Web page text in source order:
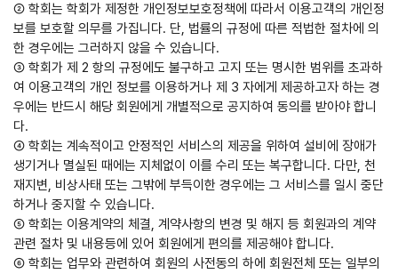
② 학회는 학회가 제정한 개인정보보호정책에 따라서 이용고객의 개인정
보를 보호할 의무를 가집니다. 단, 법률의 규정에 따른 적법한 절차에 의
한 경우에는 그러하지 않을 수 있습니다.
③ 학회가 제 2 항의 규정에도 불구하고 고지 또는 명시한 범위를 초과하
여 이용고객의 개인 정보를 이용하거나 제 3 자에게 제공하고자 하는 경
우에는 반드시 해당 회원에게 개별적으로 공지하여 동의를 받아야 합니
다.
④ 학회는 계속적이고 안정적인 서비스의 제공을 위하여 설비에 장애가
생기거나 멸실된 때에는 지체없이 이를 수리 또는 복구합니다. 다만, 천
재지변, 비상사태 또는 그밖에 부득이한 경우에는 그 서비스를 일시 중단
하거나 중지할 수 있습니다.
⑤ 학회는 이용계약의 체결, 계약사항의 변경 및 해지 등 회원과의 계약
관련 절차 및 내용등에 있어 회원에게 편의를 제공해야 합니다.
⑥ 학회는 업무와 관련하여 회원의 사전동의 하에 회원전체 또는 일부의